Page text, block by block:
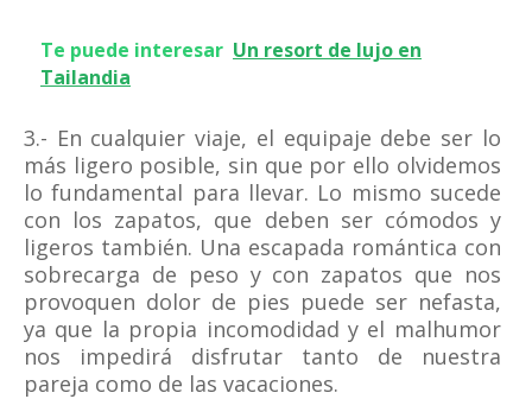
Te puede interesar Un resort de lujo en
Tailandia
3.- En cualquier viaje, el equipaje debe ser lo
más ligero posible, sin que por ello olvidemos
lo fundamental para llevar. Lo mismo sucede
con los zapatos, que deben ser cómodos y
ligeros también. Una escapada romántica con
sobrecarga de peso y con zapatos que nos
provoquen dolor de pies puede ser nefasta,
ya que la propia incomodidad y el malhumor
nos impedirá disfrutar tanto de nuestra
pareja como de las vacaciones.